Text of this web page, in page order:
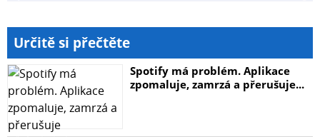
Určitě si přečtěte
Spotify má problém. Aplikace
zpomaluje, zamrzá a přerušuje...